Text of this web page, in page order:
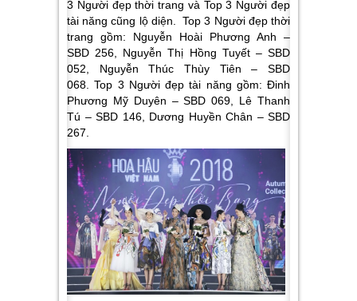
3 Người đẹp thời trang và Top 3 Người đẹp
tài năng cũng lộ diện. Top 3 Người đẹp thời
trang gồm: Nguyễn Hoài Phương Anh –
SBD 256, Nguyễn Thị Hồng Tuyết – SBD
052, Nguyễn Thúc Thùy Tiên – SBD
068. Top 3 Người đẹp tài năng gồm: Đinh
Phương Mỹ Duyên – SBD 069, Lê Thanh
Tú – SBD 146, Dương Huyền Chân – SBD
267.